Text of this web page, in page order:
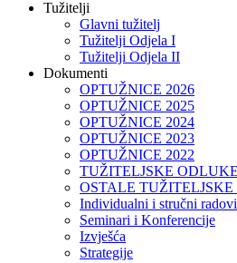
Tužitelji
Glavni tužitelj
Tužitelji Odjela I
Tužitelji Odjela II
Dokumenti
OPTUŽNICE 2026
OPTUŽNICE 2025
OPTUŽNICE 2024
OPTUŽNICE 2023
OPTUŽNICE 2022
TUŽITELJSKE
OSTALE
Individualni i stručni radovi
Seminari i Konferencije
Izvješća
Strategije